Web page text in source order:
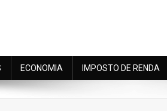
ECONOMIA IMPOSTO DE RENDA